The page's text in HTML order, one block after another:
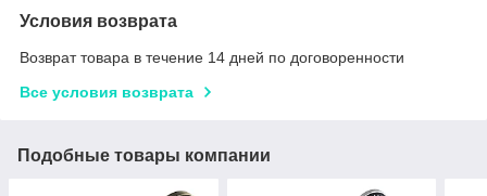
Условия возврата
Возврат товара в течение 14 дней по договоренности
Все условия возврата
Подобные товары компании